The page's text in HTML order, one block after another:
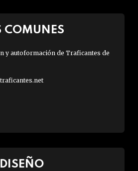
COMUNES
y autoformación de Traficantes de